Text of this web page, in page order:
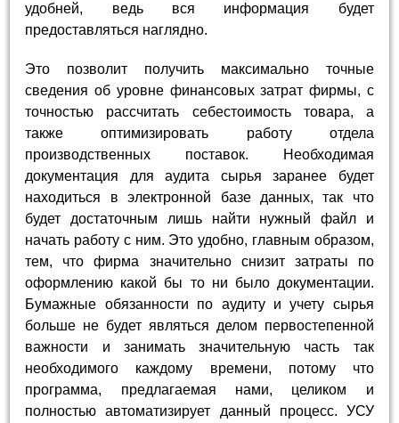
удобней, ведь вся информация будет
предоставляться наглядно.
Это позволит получить максимально точные
сведения об уровне финансовых затрат фирмы, с
точностью рассчитать себестоимость товара, а
также оптимизировать работу отдела
производственных поставок. Необходимая
документация для аудита сырья заранее будет
находиться в электронной базе данных, так что
будет достаточным лишь найти нужный файл и
начать работу с ним. Это удобно, главным образом,
тем, что фирма значительно снизит затраты по
оформлению какой бы то ни было документации.
Бумажные обязанности по аудиту и учету сырья
больше не будет являться делом первостепенной
важности и занимать значительную часть так
необходимого каждому времени, потому что
программа, предлагаемая нами, целиком и
полностью автоматизирует данный процесс. УСУ